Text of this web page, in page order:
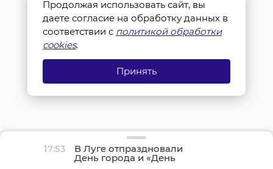
17:53 В Луге отпраздновали
День города и «День
Продолжая использовать сайт, вы
даете согласие на обработку данных в
соответствии с политикой обработки
cookies.
Принять